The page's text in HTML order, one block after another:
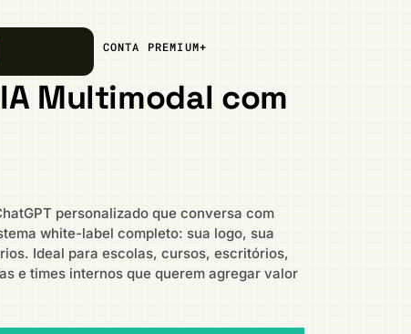
CONTA PREMIUM+
Multimodal com
personalizado que conversa com
white-label completo: sua logo, sua
Ideal para escolas, cursos, escritórios,
e times internos que querem agregar valor